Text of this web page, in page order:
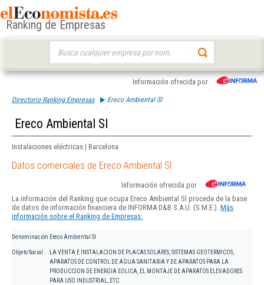
Ranking de Empresas
Información ofrecida por
Directorio Ranking Empresas Ereco Ambiental Sl
Ereco Ambiental Sl
Instalaciones eléctricas | Barcelona
Datos comerciales de Ereco Ambiental Sl
Información ofrecida por
La información del Ranking que ocupa Ereco Ambiental Sl procede de la base
de datos de información financiera de INFORMA D&B S.A.U. (S.M.E.). Más
información sobre el Ranking de Empresas.
Denominación Ereco Ambiental Sl
Objeto Social
LA VENTA E INSTALACION DE PLACAS SOLARES, SISTEMAS GEOTERMICOS,
APARATOS DE CONTROL DE AGUA SANITARIA Y DE APARATOS PARA LA
PRODUCCION DE ENERGIA EOLICA, EL MONTAJE DE APARATOS ELEVADORES
PARA USO INDUSTRIAL, ETC.